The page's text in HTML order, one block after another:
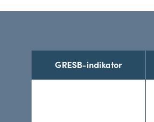
GRESB-indikator